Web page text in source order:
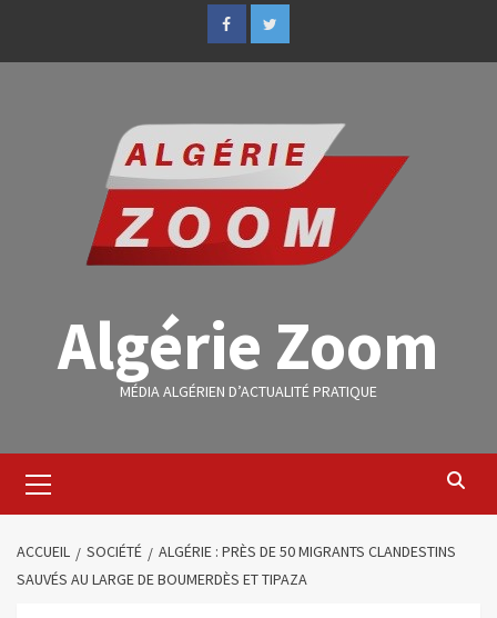
Algérie Zoom
MÉDIA ALGÉRIEN D’ACTUALITÉ PRATIQUE
ACCUEIL SOCIÉTÉ
ALGÉRIE : PRÈS DE 50 MIGRANTS CLANDESTINS
SAUVÉS AU LARGE DE BOUMERDÈS ET TIPAZA